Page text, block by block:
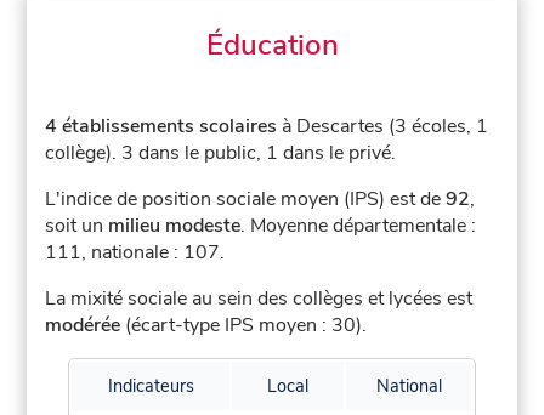
Éducation
4 établissements scolaires à Descartes (3 écoles, 1
collège). 3 dans le public, 1 dans le privé.
L'indice de position sociale moyen (IPS) est de92,
soit un milieu modeste. Moyenne départementale :
111, nationale : 107.
La mixité sociale au sein des collèges et lycées est
modérée (écart-type IPS moyen : 30).
Indicateurs Local National